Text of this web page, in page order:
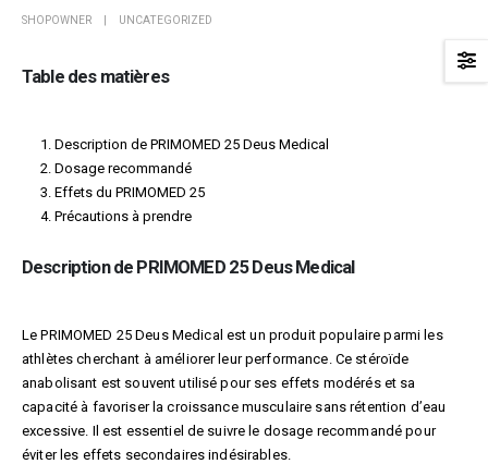
SHOPOWNER UNCATEGORIZED
Table des matières
Description de PRIMOMED 25 Deus Medical
Dosage recommandé
Effets du PRIMOMED 25
Précautions à prendre
Description de PRIMOMED 25 Deus Medical
Le PRIMOMED 25 Deus Medical est un produit populaire parmi les
athlètes cherchant à améliorer leur performance. Ce stéroïde
anabolisant est souvent utilisé pour ses effets modérés et sa
capacité à favoriser la croissance musculaire sans rétention d’eau
excessive. Il est essentiel de suivre le dosage recommandé pour
éviter les effets secondaires indésirables.